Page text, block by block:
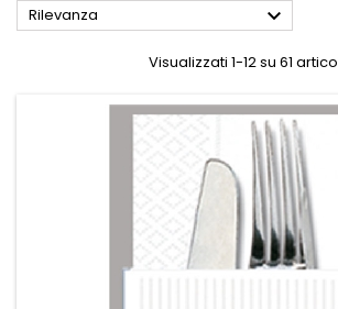
Rilevanza 
Visualizzati 1-12 su 61